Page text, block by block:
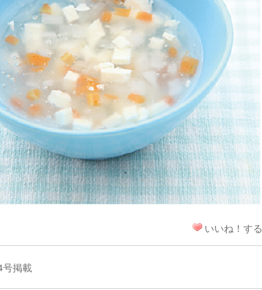
いいね！する
号掲載